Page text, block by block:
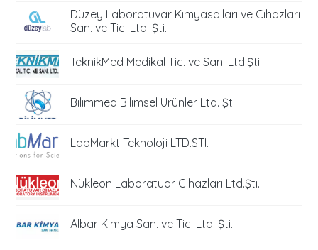
Düzey Laboratuvar Kimyasalları ve Cihazları
San. ve Tic. Ltd. Şti.
TeknikMed Medikal Tic. ve San. Ltd.Şti.
Bilimmed Bilimsel Ürünler Ltd. Şti.
LabMarkt Teknoloji LTD.STI.
Nükleon Laboratuar Cihazları Ltd.Şti.
Albar Kimya San. ve Tic. Ltd. Şti.